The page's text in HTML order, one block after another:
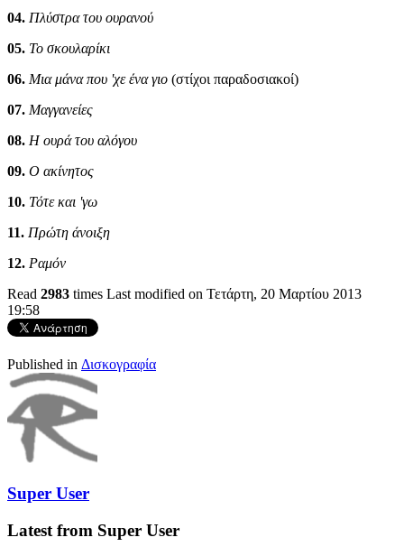
04. Πλύστρα του ουρανού
05. Το σκουλαρίκι
06. Μια μάνα που 'χε ένα γιο (στίχοι παραδοσιακοί)
07. Μαγγανείες
08. Η ουρά του αλόγου
09. Ο ακίνητος
10. Τότε και 'γω
11. Πρώτη άνοιξη
12. Ραμόν
Read 2983 times Last modified on Τετάρτη, 20 Μαρτίου 2013
19:58
Published in Δισκογραφία
Super User
Latest from Super User